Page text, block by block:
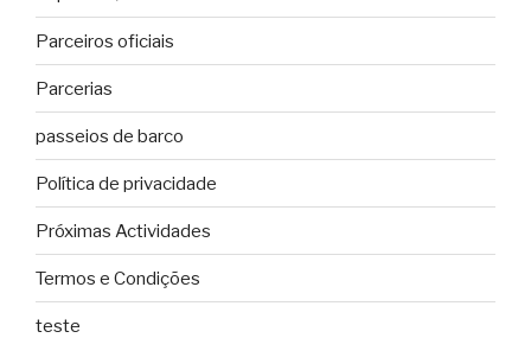
Parceiros oficiais
Parcerias
passeios de barco
Política de privacidade
Próximas Actividades
Termos e Condições
teste